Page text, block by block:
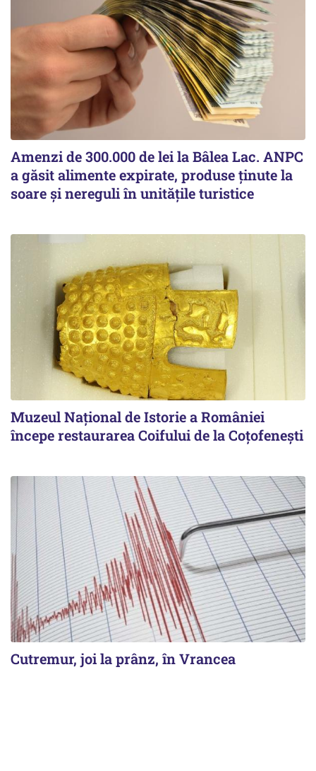
Amenzi de 300.000 de lei la Bâlea Lac. ANPC
a găsit alimente expirate, produse ținute la
soare și nereguli în unitățile turistice
Muzeul Național de Istorie a României
începe restaurarea Coifului de la Coțofenești
Cutremur, joi la prânz, în Vrancea